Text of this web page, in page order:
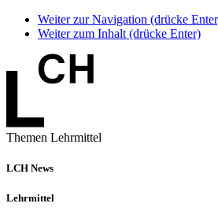
Weiter zur Navigation (drücke
Weiter zum Inhalt (drücke Enter)
Themen Lehrmittel
LCH News
Lehrmittel